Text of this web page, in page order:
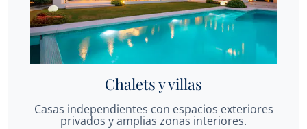
Chalets y villas
Casas independientes con espacios exteriores
privados y amplias zonas interiores.